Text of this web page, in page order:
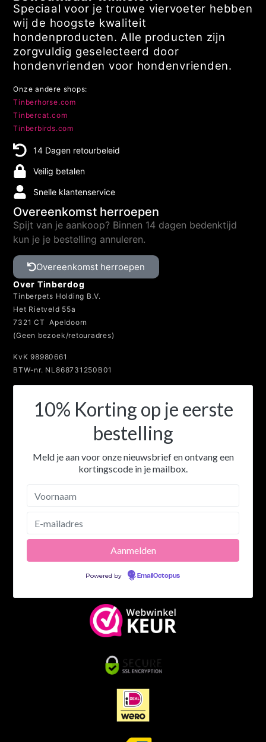
Speciaal voor je trouwe viervoeter hebben
wij de hoogste kwaliteit
hondenproducten. Alle producten zijn
zorgvuldig geselecteerd door
hondenvrienden voor hondenvrienden.
Onze andere shops:
Tinberhorse.com
Tinbercat.com
Tinberbirds.com
14 Dagen retourbeleid
Veilig betalen
Snelle klantenservice
Overeenkomst herroepen
Spijt van je aankoop? Binnen 14 dagen bedenktijd
kun je je bestelling annuleren.
Overeenkomst herroepen
Over Tinberdog
Tinberpets Holding B.V.
Het Rietveld 55a
7321 CT Apeldoorn
(Geen bezoek/retouradres)
KvK 98980661
BTW-nr. NL868731250B01
10% Korting op je eerste
bestelling
Meld je aan voor onze nieuwsbrief en ontvang een
kortingscode in je mailbox.
Powered by EmailOctopus